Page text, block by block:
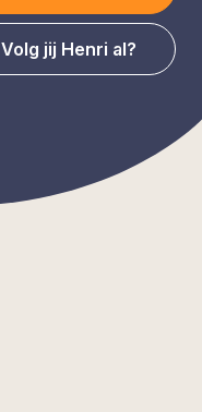
Volg jij Henri al?